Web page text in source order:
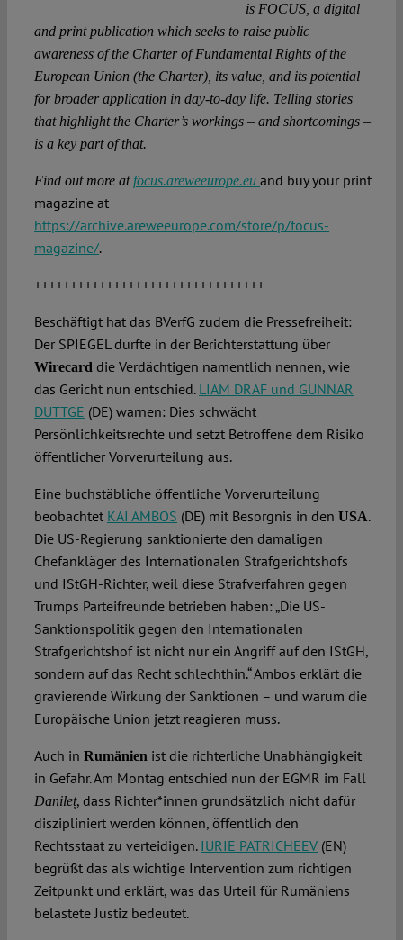
is FOCUS, a digital
and print publication which seeks to raise public
awareness of the Charter of Fundamental Rights of the
European Union (the Charter), its value, and its potential
for broader application in day-to-day life. Telling stories
that highlight the Charter’s workings – and shortcomings –
is a key part of that.
Find out more at focus.areweeurope.eu and buy your print
magazine at
https://archive.areweeurope.com/store/p/focus-
magazine/.
++++++++++++++++++++++++++++++++
Beschäftigt hat das BVerfG zudem die Pressefreiheit:
Der SPIEGEL durfte in der Berichterstattung über
Wirecarddie Verdächtigen namentlich nennen, wie
das Gericht nun entschied. LIAM DRAF und GUNNAR
DUTTGE (DE) warnen: Dies schwächt
Persönlichkeitsrechte und setzt Betroffene dem Risiko
öffentlicher Vorverurteilung aus.
Eine buchstäbliche öffentliche Vorverurteilung
beobachtet KAI AMBOS (DE) mit Besorgnis in den USA.
Die US-Regierung sanktionierte den damaligen
Chefankläger des Internationalen Strafgerichtshofs
und IStGH-Richter, weil diese Strafverfahren gegen
Trumps Parteifreunde betrieben haben: „Die US-
Sanktionspolitik gegen den Internationalen
Strafgerichtshof ist nicht nur ein Angriff auf den IStGH,
sondern auf das Recht schlechthin.“ Ambos erklärt die
gravierende Wirkung der Sanktionen – und warum die
Europäische Union jetzt reagieren muss.
Auch in Rumänienist die richterliche Unabhängigkeit
in Gefahr. Am Montag entschied nun der EGMR im Fall
Danileț, dass Richter*innen grundsätzlich nicht dafür
diszipliniert werden können, öffentlich den
Rechtsstaat zu verteidigen. IURIE PATRICHEEV(EN)
begrüßt das als wichtige Intervention zum richtigen
Zeitpunkt und erklärt, was das Urteil für Rumäniens
belastete Justiz bedeutet.